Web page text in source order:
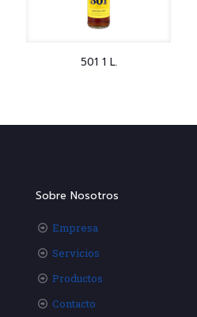
501 1 L.
Sobre Nosotros
Empresa
Servicios
Productos
Contacto